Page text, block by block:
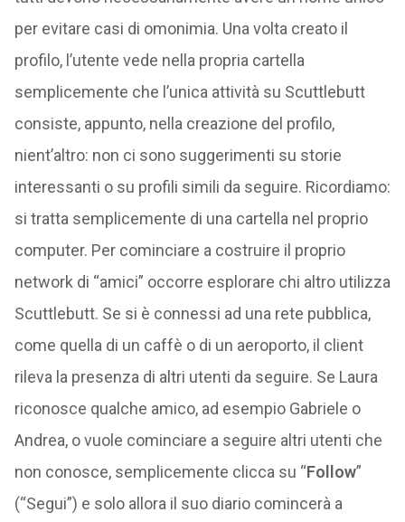
per evitare casi di omonimia. Una volta creato il
profilo, l’utente vede nella propria cartella
semplicemente che l’unica attività su Scuttlebutt
consiste, appunto, nella creazione del profilo,
nient’altro: non ci sono suggerimenti su storie
interessanti o su profili simili da seguire. Ricordiamo:
si tratta semplicemente di una cartella nel proprio
computer. Per cominciare a costruire il proprio
network di “amici” occorre esplorare chi altro utilizza
Scuttlebutt. Se si è connessi ad una rete pubblica,
come quella di un caffè o di un aeroporto, il client
rileva la presenza di altri utenti da seguire. Se Laura
riconosce qualche amico, ad esempio Gabriele o
Andrea, o vuole cominciare a seguire altri utenti che
non conosce, semplicemente clicca su “Follow”
(“Segui”) e solo allora il suo diario comincerà a